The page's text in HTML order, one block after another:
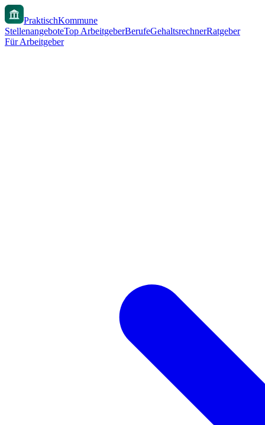
PraktischKommune
StellenangeboteTop ArbeitgeberBerufeGehaltsrechnerRatgeber
Für Arbeitgeber